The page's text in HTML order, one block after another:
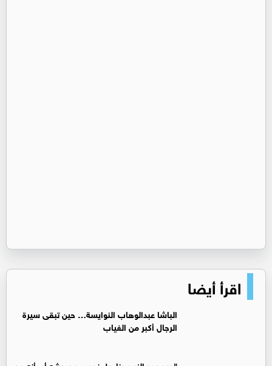
اقرأ أيضا
الباشا عبدالوهاب النوايسة… حين تبقى سيرة
الرجال أكبر من الغياب